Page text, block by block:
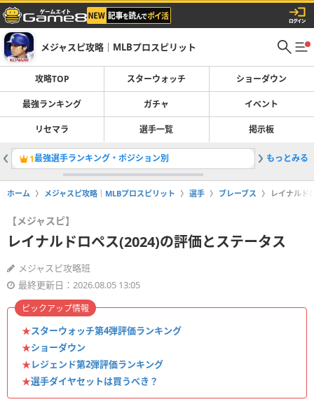
メジャスピ攻略｜MLBプロスピリット
攻略TOP スターウォッチ ショーダウン
最強ランキング ガチャ イベント
リセマラ 選手一覧 掲示板
1最強選手ランキング・ポジション別 2ミゲル
もっとみる
ホーム メジャスピ攻略｜MLBプロスピリット 選手 ブレーブス レイナルド
【メジャスピ】
レイナルドロペス(2024)の評価とステータス
メジャスピ攻略班
最終更新日：2026.08.05 13:05
★スターウォッチ第4弾評価ランキング
★ショーダウン
★レジェンド第2弾評価ランキング
★選手ダイヤセットは買うべき？
ピックアップ情報